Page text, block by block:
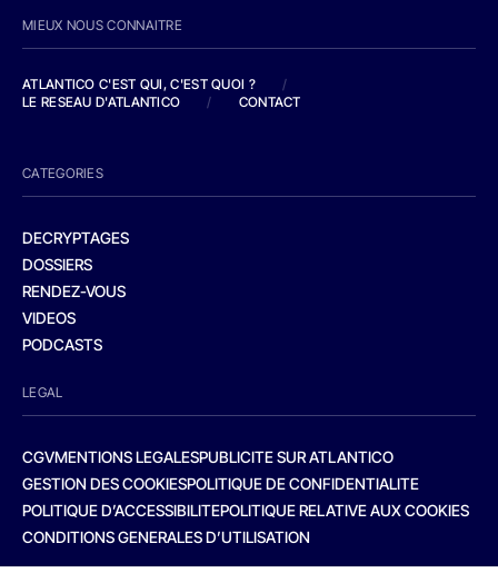
MIEUX NOUS CONNAITRE
ATLANTICO C'EST QUI, C'EST QUOI ?
/
LE RESEAU D'ATLANTICO
/ CONTACT
CATEGORIES
DECRYPTAGES
DOSSIERS
RENDEZ-VOUS
VIDEOS
PODCASTS
LEGAL
CGVMENTIONS LEGALESPUBLICITE SUR ATLANTICO
GESTION DES COOKIESPOLITIQUE DE CONFIDENTIALITE
POLITIQUE D’ACCESSIBILITEPOLITIQUE RELATIVE AUX COOKIES
CONDITIONS GENERALES D’UTILISATION